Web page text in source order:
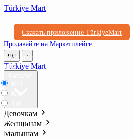
Türkiye Mart
Скачать приложение TürkiyeMart
Продавайте на Маркетплейсе
RU ₸
Türkiye Mart
Девочкам
Женщинам
Малышам